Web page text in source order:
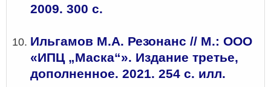
2009. 300 с.
Ильгамов М.А. Резонанс // М.: ООО
«ИПЦ „Маска“». Издание третье,
дополненное. 2021. 254 с. илл.